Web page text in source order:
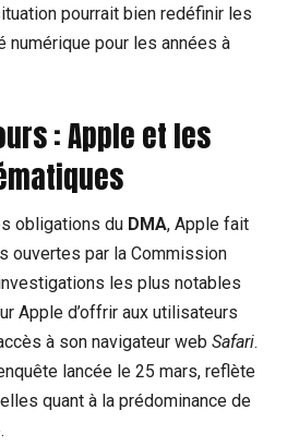
pourrait bien redéfinir les
numérique pour les années à
: Apple et les
obligations du DMA, Apple fait
ouvertes par la Commission
les plus notables
Apple d’offrir aux utilisateurs
à son navigateur web Safari.
lancée le 25 mars, reflète
quant à la prédominance de